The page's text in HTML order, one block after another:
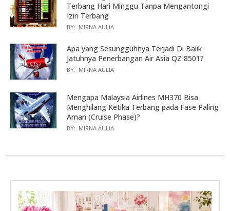
Terbang Hari Minggu Tanpa Mengantongi
Izin Terbang
BY: MIRNA AULIA
Apa yang Sesungguhnya Terjadi Di Balik
Jatuhnya Penerbangan Air Asia QZ 8501?
BY: MIRNA AULIA
Mengapa Malaysia Airlines MH370 Bisa
Menghilang Ketika Terbang pada Fase Paling
Aman (Cruise Phase)?
BY: MIRNA AULIA